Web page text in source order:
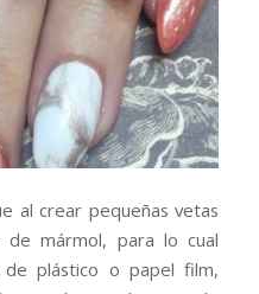
al crear pequeñas vetas
de mármol, para lo cual
plástico o papel film,